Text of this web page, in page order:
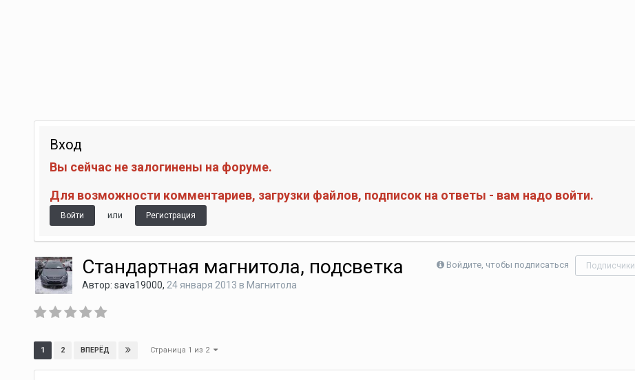
Вход
Вы сейчас не залогинены на форуме.
Для возможности комментариев, загрузки файлов, подписок на ответы - вам надо войти.
Войти или Регистрация
Войдите, чтобы подписаться Подписчики
Стандартная магнитола, подсветка
Автор: sava19000, 24 января 2013 в Магнитола
1 2 ВПЕРЁД Страница 1 из 2